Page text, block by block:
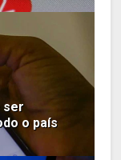
ser
o país